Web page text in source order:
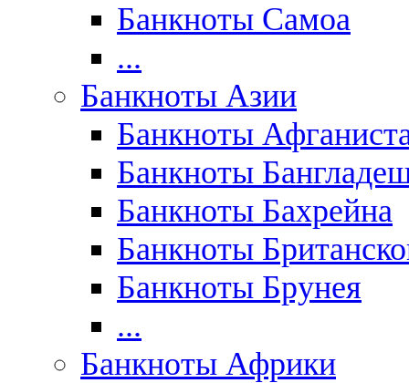
Банкноты Самоа
...
Банкноты Азии
Банкноты
Банкноты
Банкноты Бахрейна
Банкноты
Банкноты Брунея
...
Банкноты Африки